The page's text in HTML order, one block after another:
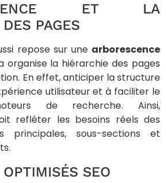
ET LA
PAGES
repose sur une arborescence
organise la hiérarchie des pages
En effet, anticiper la structure
utilisateur et à faciliter le
de recherche. Ainsi,
refléter les besoins réels des
principales, sous-sections et
SEO